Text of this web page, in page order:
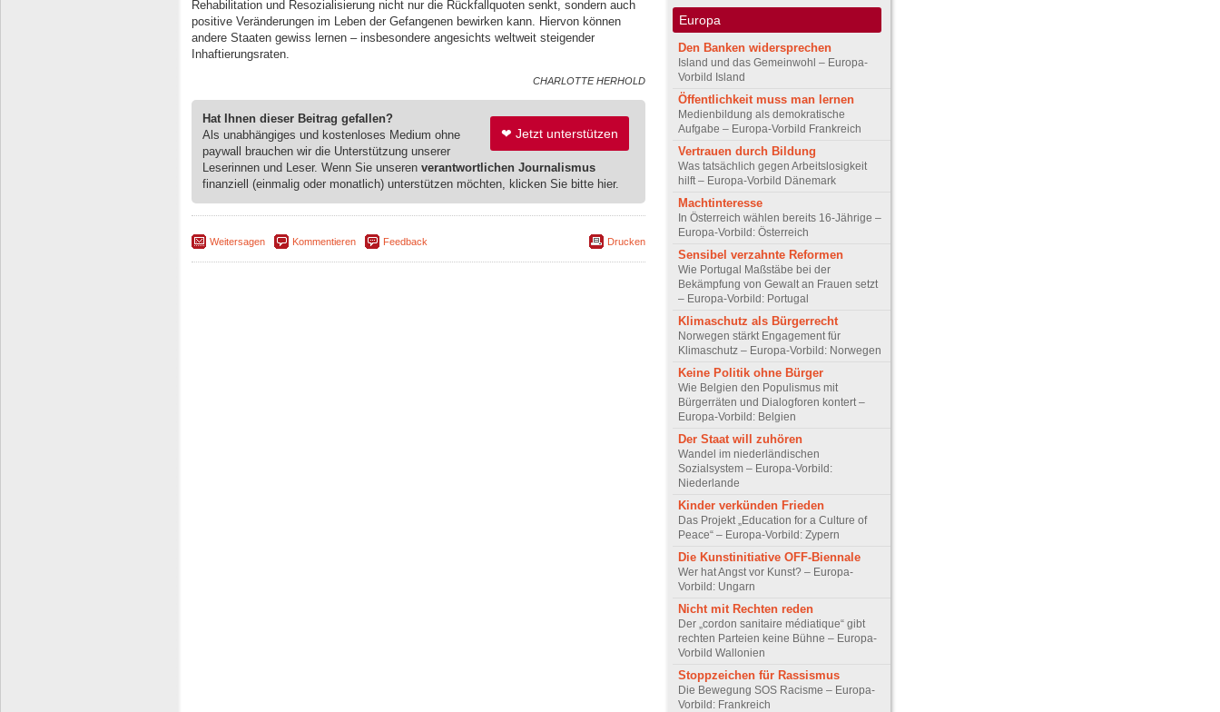
Rehabilitation und Resozialisierung nicht nur die Rückfallquoten senkt, sondern auch
positive Veränderungen im Leben der Gefangenen bewirken kann. Hiervon können
andere Staaten gewiss lernen – insbesondere angesichts weltweit steigender
Inhaftierungsraten.
CHARLOTTE HERHOLD
❤ Jetzt unterstützen
Hat Ihnen dieser Beitrag gefallen?
Als unabhängiges und kostenloses Medium ohne
paywall brauchen wir die Unterstützung unserer
Leserinnen und Leser. Wenn Sie unseren verantwortlichen Journalismus
finanziell (einmalig oder monatlich) unterstützen möchten, klicken Sie bitte hier.
Weitersagen Kommentieren Feedback Drucken
Europa
Den Banken widersprechen
Island und das Gemeinwohl – Europa-
Vorbild Island
Öffentlichkeit muss man lernen
Medienbildung als demokratische
Aufgabe – Europa-Vorbild Frankreich
Vertrauen durch Bildung
Was tatsächlich gegen Arbeitslosigkeit
hilft – Europa-Vorbild Dänemark
Machtinteresse
In Österreich wählen bereits 16-Jährige –
Europa-Vorbild: Österreich
Sensibel verzahnte Reformen
Wie Portugal Maßstäbe bei der
Bekämpfung von Gewalt an Frauen setzt
– Europa-Vorbild: Portugal
Klimaschutz als Bürgerrecht
Norwegen stärkt Engagement für
Klimaschutz – Europa-Vorbild: Norwegen
Keine Politik ohne Bürger
Wie Belgien den Populismus mit
Bürgerräten und Dialogforen kontert –
Europa-Vorbild: Belgien
Der Staat will zuhören
Wandel im niederländischen
Sozialsystem – Europa-Vorbild:
Niederlande
Kinder verkünden Frieden
Das Projekt „Education for a Culture of
Peace“ – Europa-Vorbild: Zypern
Die Kunstinitiative OFF-Biennale
Wer hat Angst vor Kunst? – Europa-
Vorbild: Ungarn
Nicht mit Rechten reden
Der „cordon sanitaire médiatique“ gibt
rechten Parteien keine Bühne – Europa-
Vorbild Wallonien
Stoppzeichen für Rassismus
Die Bewegung SOS Racisme – Europa-
Vorbild: Frankreich